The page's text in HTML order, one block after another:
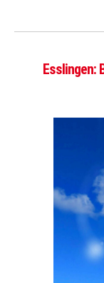
Esslingen: